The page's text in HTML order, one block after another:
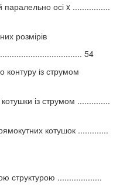
осі x ................
розмірів
54
контуру із струмом
із струмом ..............
котушок .............
структурою ...................